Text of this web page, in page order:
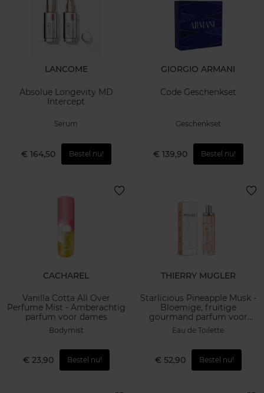
LANCOME
Absolue Longevity MD
Intercept
Serum
€ 164,50 Bestel nu!
GIORGIO ARMANI
Code Geschenkset
Geschenkset
€ 139,90 Bestel nu!
CACHAREL
Vanilla Cotta All Over
Perfume Mist - Amberachtig
parfum voor dames
Bodymist
€ 23,90 Bestel nu!
THIERRY MUGLER
Starlicious Pineapple Musk -
Bloemige, fruitige
gourmand parfum voor
dames
Eau de Toilette
€ 52,90 Bestel nu!